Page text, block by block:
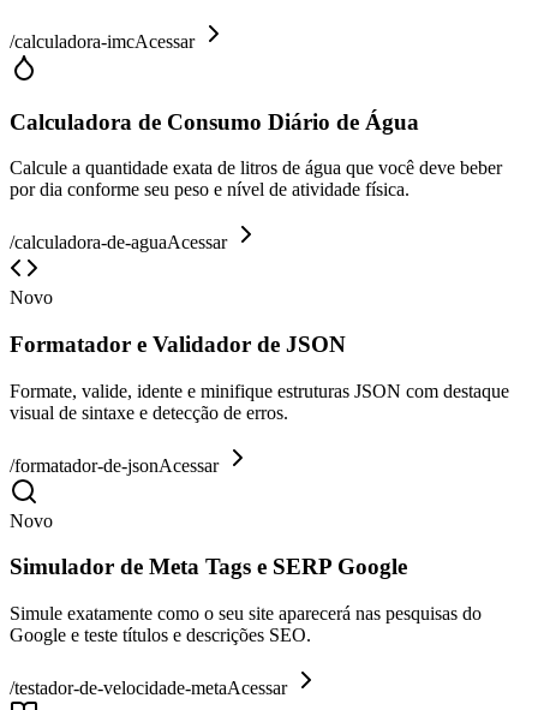
/calculadora-imcAcessar
Calculadora de Consumo Diário de Água
Calcule a quantidade exata de litros de água que você deve beber
por dia conforme seu peso e nível de atividade física.
/calculadora-de-aguaAcessar
Novo
Formatador e Validador de JSON
Formate, valide, idente e minifique estruturas JSON com destaque
visual de sintaxe e detecção de erros.
/formatador-de-jsonAcessar
Novo
Simulador de Meta Tags e SERP Google
Simule exatamente como o seu site aparecerá nas pesquisas do
Google e teste títulos e descrições SEO.
/testador-de-velocidade-metaAcessar